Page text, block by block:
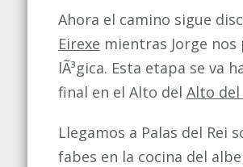
Ahora el camino sigue
Eirexe mientras Jorge
lÃ³gica. Esta etapa se va
final en el Alto del Alto del
Llegamos a Palas del Rei
fabes en la cocina del